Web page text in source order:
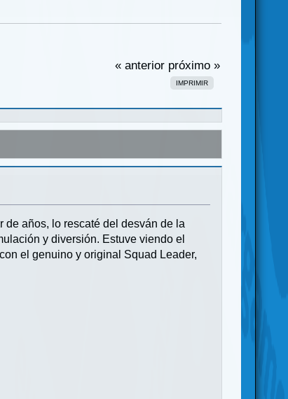
« anterior próximo »
IMPRIMIR
años, lo rescaté del desván de la
y diversión. Estuve viendo el
el genuino y original Squad Leader,